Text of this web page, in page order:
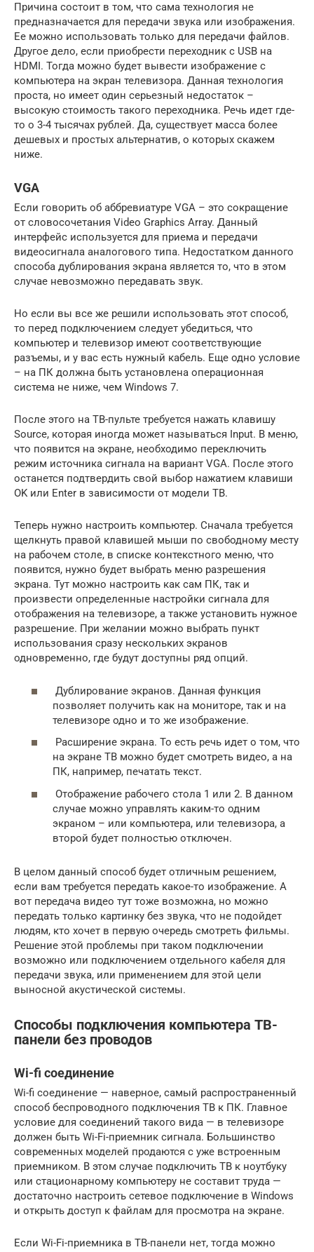
Причина состоит в том, что сама технология не
предназначается для передачи звука или изображения.
Ее можно использовать только для передачи файлов.
Другое дело, если приобрести переходник с USB на
HDMI. Тогда можно будет вывести изображение с
компьютера на экран телевизора. Данная технология
проста, но имеет один серьезный недостаток –
высокую стоимость такого переходника. Речь идет где-
то о 3-4 тысячах рублей. Да, существует масса более
дешевых и простых альтернатив, о которых скажем
ниже.
VGA
Если говорить об аббревиатуре VGA – это сокращение
от словосочетания Video Graphics Array. Данный
интерфейс используется для приема и передачи
видеосигнала аналогового типа. Недостатком данного
способа дублирования экрана является то, что в этом
случае невозможно передавать звук.
Но если вы все же решили использовать этот способ,
то перед подключением следует убедиться, что
компьютер и телевизор имеют соответствующие
разъемы, и у вас есть нужный кабель. Еще одно условие
– на ПК должна быть установлена операционная
система не ниже, чем Windows 7.
После этого на ТВ-пульте требуется нажать клавишу
Source, которая иногда может называться Input. В меню,
что появится на экране, необходимо переключить
режим источника сигнала на вариант VGA. После этого
останется подтвердить свой выбор нажатием клавиши
OK или Enter в зависимости от модели ТВ.
Теперь нужно настроить компьютер. Сначала требуется
щелкнуть правой клавишей мыши по свободному месту
на рабочем столе, в списке контекстного меню, что
появится, нужно будет выбрать меню разрешения
экрана. Тут можно настроить как сам ПК, так и
произвести определенные настройки сигнала для
отображения на телевизоре, а также установить нужное
разрешение. При желании можно выбрать пункт
использования сразу нескольких экранов
одновременно, где будут доступны ряд опций.
Дублирование экранов. Данная функция
позволяет получить как на мониторе, так и на
телевизоре одно и то же изображение.
Расширение экрана. То есть речь идет о том, что
на экране ТВ можно будет смотреть видео, а на
ПК, например, печатать текст.
Отображение рабочего стола 1 или 2. В данном
случае можно управлять каким-то одним
экраном – или компьютера, или телевизора, а
второй будет полностью отключен.
В целом данный способ будет отличным решением,
если вам требуется передать какое-то изображение. А
вот передача видео тут тоже возможна, но можно
передать только картинку без звука, что не подойдет
людям, кто хочет в первую очередь смотреть фильмы.
Решение этой проблемы при таком подключении
возможно или подключением отдельного кабеля для
передачи звука, или применением для этой цели
выносной акустической системы.
Способы подключения компьютера ТВ-
панели без проводов
Wi-fi соединение
Wi-fi соединение — наверное, самый распространенный
способ беспроводного подключения ТВ к ПК. Главное
условие для соединений такого вида — в телевизоре
должен быть Wi-Fi-приемник сигнала. Большинство
современных моделей продаются с уже встроенным
приемником. В этом случае подключить ТВ к ноутбуку
или стационарному компьютеру не составит труда —
достаточно настроить сетевое подключение в Windows
и открыть доступ к файлам для просмотра на экране.
Если Wi-Fi-приемника в ТВ-панели нет, тогда можно